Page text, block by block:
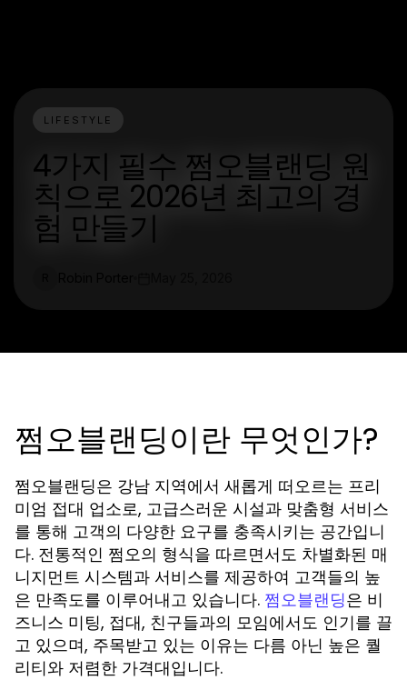
LIFESTYLE
4가지 필수 쩜오블랜딩 원
칙으로 2026년 최고의 경
험 만들기
쩜오블랜딩이란 무엇인가?
쩜오블랜딩은 강남 지역에서 새롭게 떠오르는 프리
미엄 접대 업소로, 고급스러운 시설과 맞춤형 서비스
를 통해 고객의 다양한 요구를 충족시키는 공간입니
다. 전통적인 쩜오의 형식을 따르면서도 차별화된 매
니지먼트 시스템과 서비스를 제공하여 고객들의 높
은 만족도를 이루어내고 있습니다. 쩜오블랜딩은 비
즈니스 미팅, 접대, 친구들과의 모임에서도 인기를 끌
고 있으며, 주목받고 있는 이유는 다름 아닌 높은 퀄
리티와 저렴한 가격대입니다.